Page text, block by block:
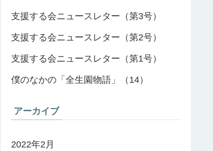
支援する会ニュースレター（第3号）
支援する会ニュースレター（第2号）
支援する会ニュースレター（第1号）
僕のなかの「全生園物語」（14）
アーカイブ
2022年2月